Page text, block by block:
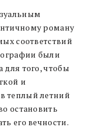
роману
соответствий
были
того, чтобы
и
теплый летний
остановить
его вечности.